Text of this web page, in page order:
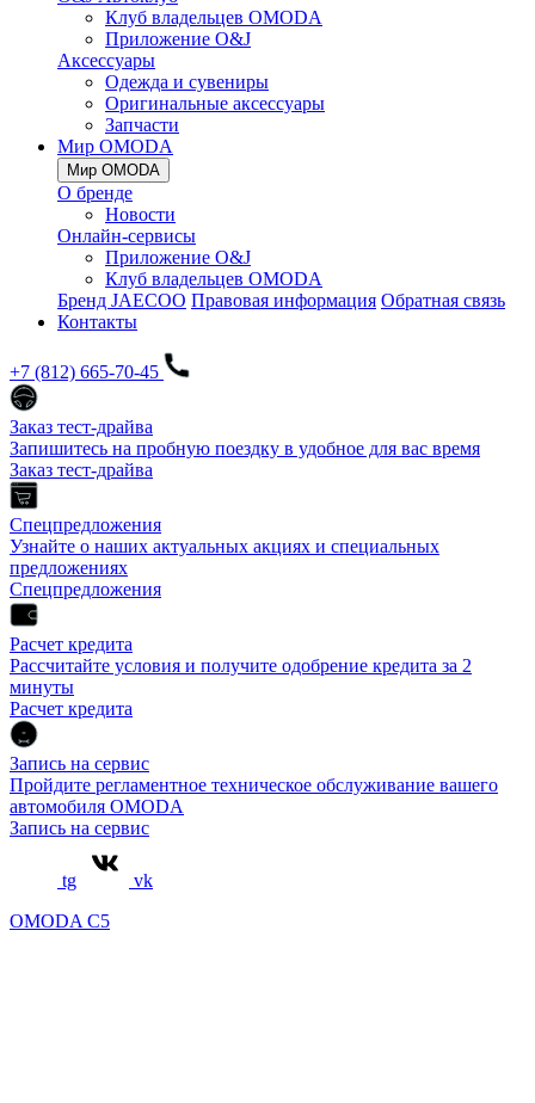
Клуб владельцев OMODA
Приложение O&J
Аксессуары
Одежда и сувениры
Оригинальные аксессуары
Запчасти
Мир OMODA
Мир OMODA
О бренде
Новости
Онлайн-сервисы
Приложение O&J
Клуб владельцев OMODA
Бренд JAECOO Правовая информация Обратная связь
Контакты
+7 (812) 665-70-45
Заказ тест-драйва
Запишитесь на пробную поездку в удобное для вас время
Заказ тест-драйва
Спецпредложения
Узнайте о наших актуальных акциях и специальных
предложениях
Спецпредложения
Расчет кредита
Рассчитайте условия и получите одобрение кредита за 2
минуты
Расчет кредита
Запись на сервис
Пройдите регламентное техническое обслуживание вашего
автомобиля OMODA
Запись на сервис
tg
vk
OMODA C5